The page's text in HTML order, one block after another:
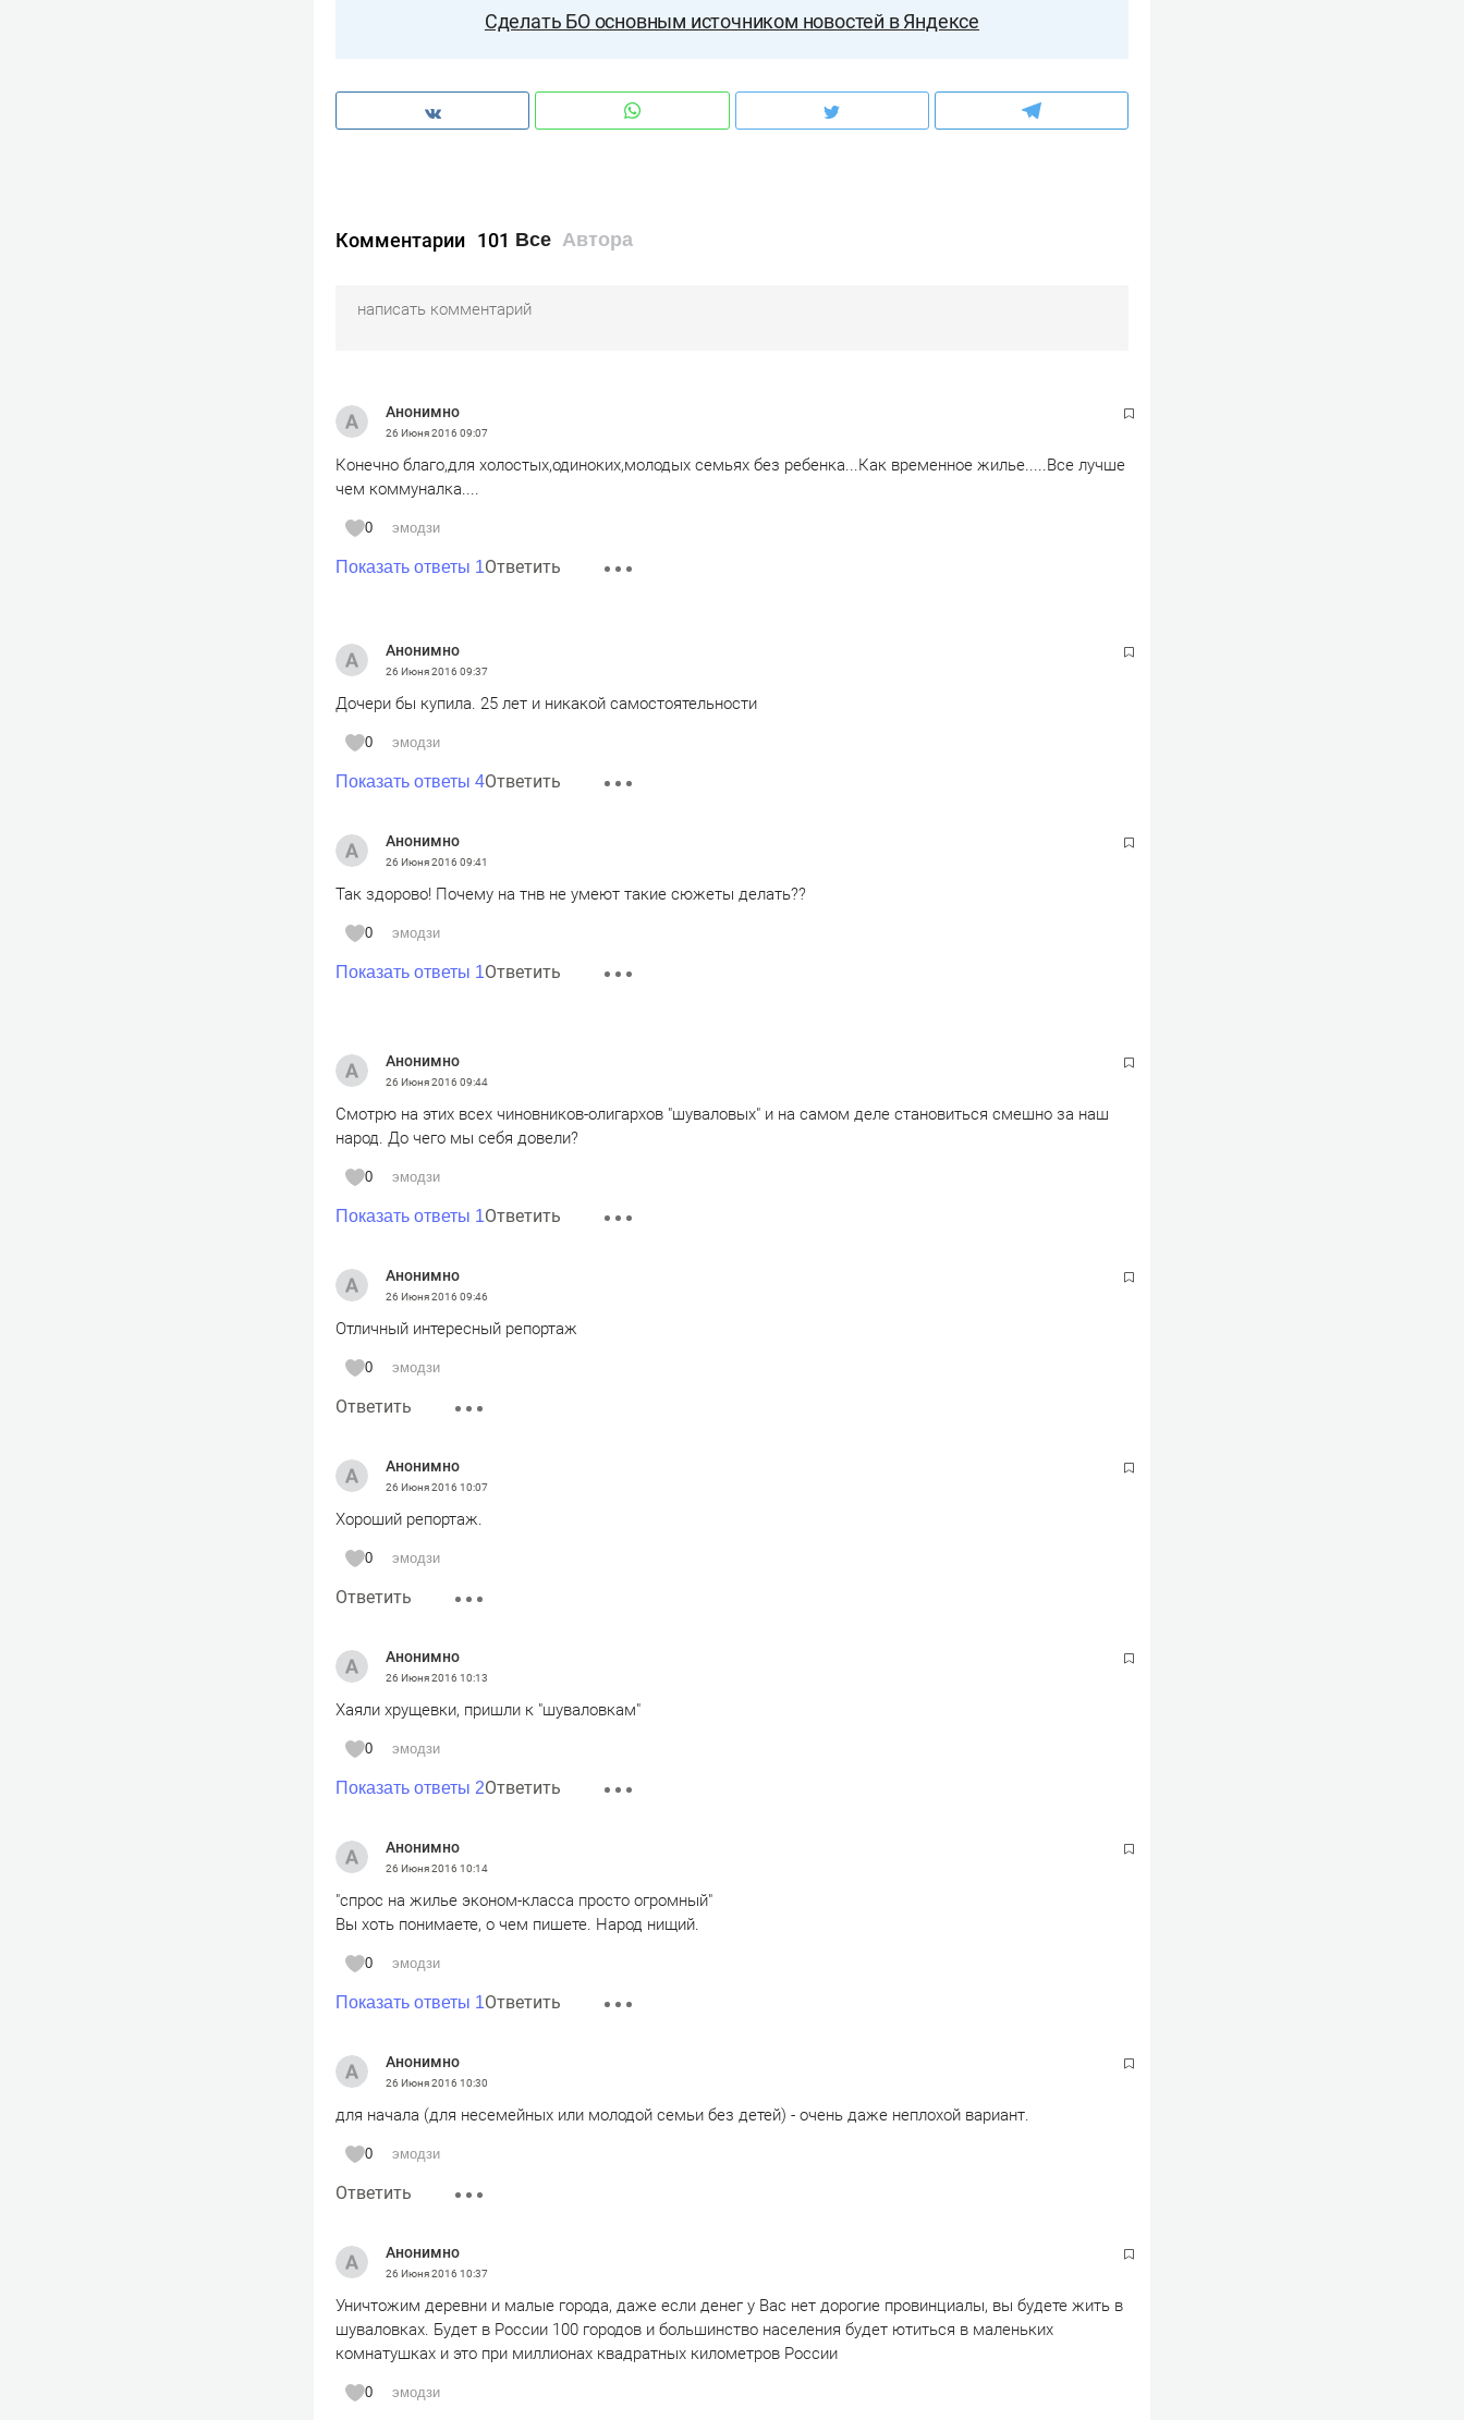
Сделать БО основным источником новостей в Яндексе
Комментарии 101 Все Автора
Анонимно
26 Июня 2016 09:07
Конечно благо,для холостых,одиноких,молодых семьях без ребенка...Как временное жилье.....Все лучше
чем коммуналка....
0 эмодзи
Показать ответы 1Ответить
Анонимно
26 Июня 2016 09:37
Дочери бы купила. 25 лет и никакой самостоятельности
0 эмодзи
Показать ответы 4Ответить
Анонимно
26 Июня 2016 09:41
Так здорово! Почему на тнв не умеют такие сюжеты делать??
0 эмодзи
Показать ответы 1Ответить
Анонимно
26 Июня 2016 09:44
Смотрю на этих всех чиновников-олигархов "шуваловых" и на самом деле становиться смешно за наш
народ. До чего мы себя довели?
0 эмодзи
Показать ответы 1Ответить
Анонимно
26 Июня 2016 09:46
Отличный интересный репортаж
0 эмодзи
Ответить
Анонимно
26 Июня 2016 10:07
Хороший репортаж.
0 эмодзи
Ответить
Анонимно
26 Июня 2016 10:13
Хаяли хрущевки, пришли к "шуваловкам"
0 эмодзи
Показать ответы 2Ответить
Анонимно
26 Июня 2016 10:14
"спрос на жилье эконом-класса просто огромный"
Вы хоть понимаете, о чем пишете. Народ нищий.
0 эмодзи
Показать ответы 1Ответить
Анонимно
26 Июня 2016 10:30
для начала (для несемейных или молодой семьи без детей) - очень даже неплохой вариант.
0 эмодзи
Ответить
Анонимно
26 Июня 2016 10:37
Уничтожим деревни и малые города, даже если денег у Вас нет дорогие провинциалы, вы будете жить в
шуваловках. Будет в России 100 городов и большинство населения будет ютиться в маленьких
комнатушках и это при миллионах квадратных километров России
0 эмодзи